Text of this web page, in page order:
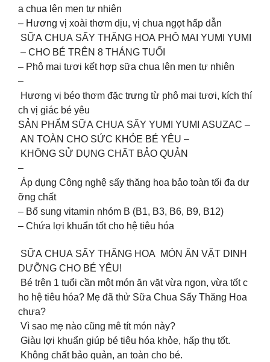
a chua lên men tự nhiên
– Hương vị xoài thơm dịu, vị chua ngọt hấp dẫn
SỮA CHUA SẤY THĂNG HOA PHÔ MAI YUMI YUMI
– CHO BÉ TRÊN 8 THÁNG TUỔI
– Phô mai tươi kết hợp sữa chua lên men tự nhiên
–
Hương vị béo thơm đặc trưng từ phô mai tươi, kích thí
ch vị giác bé yêu
SẢN PHẨM SỮA CHUA SẤY YUMI YUMI ASUZAC –
AN TOÀN CHO SỨC KHỎE BÉ YÊU –
KHÔNG SỬ DỤNG CHẤT BẢO QUẢN
–
Áp dụng Công nghệ sấy thăng hoa bảo toàn tối đa dư
ỡng chất
– Bổ sung vitamin nhóm B (B1, B3, B6, B9, B12)
– Chứa lợi khuẩn tốt cho hệ tiêu hóa
SỮA CHUA SẤY THĂNG HOA MÓN ĂN VẶT DINH
DƯỠNG CHO BÉ YÊU!
Bé trên 1 tuổi cần một món ăn vặt vừa ngon, vừa tốt c
ho hệ tiêu hóa? Mẹ đã thử Sữa Chua Sấy Thăng Hoa
chưa?
Vì sao mẹ nào cũng mê tít món này?
️ Giàu lợi khuẩn giúp bé tiêu hóa khỏe, hấp thụ tốt.
️ Không chất bảo quản, an toàn cho bé.